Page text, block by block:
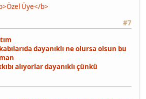
Üye</b>
#7
dayanıklı ne olursa olsun bu
alıyorlar dayanıklı çünkü